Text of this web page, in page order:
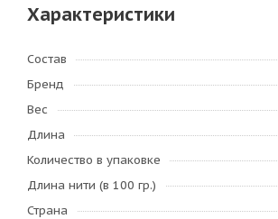
Характеристики
Состав
Бренд
Вес
Длина
Количество в упаковке
Длина нити (в 100 гр.)
Страна